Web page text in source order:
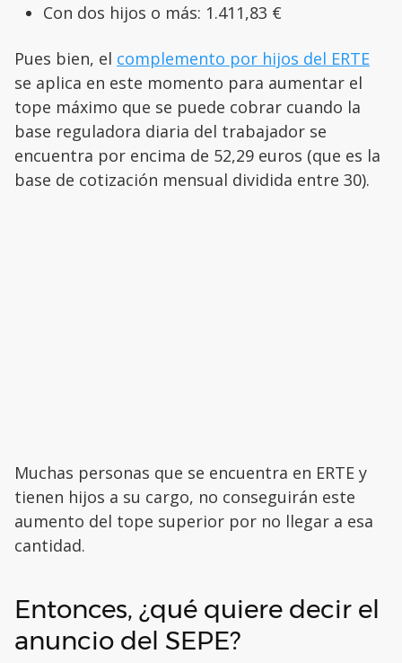
Con dos hijos o más: 1.411,83 €
Pues bien, el complemento por hijos del ERTE
se aplica en este momento para aumentar el
tope máximo que se puede cobrar cuando la
base reguladora diaria del trabajador se
encuentra por encima de 52,29 euros (que es la
base de cotización mensual dividida entre 30).
Muchas personas que se encuentra en ERTE y
tienen hijos a su cargo, no conseguirán este
aumento del tope superior por no llegar a esa
cantidad.
Entonces, ¿qué quiere decir el
anuncio del SEPE?